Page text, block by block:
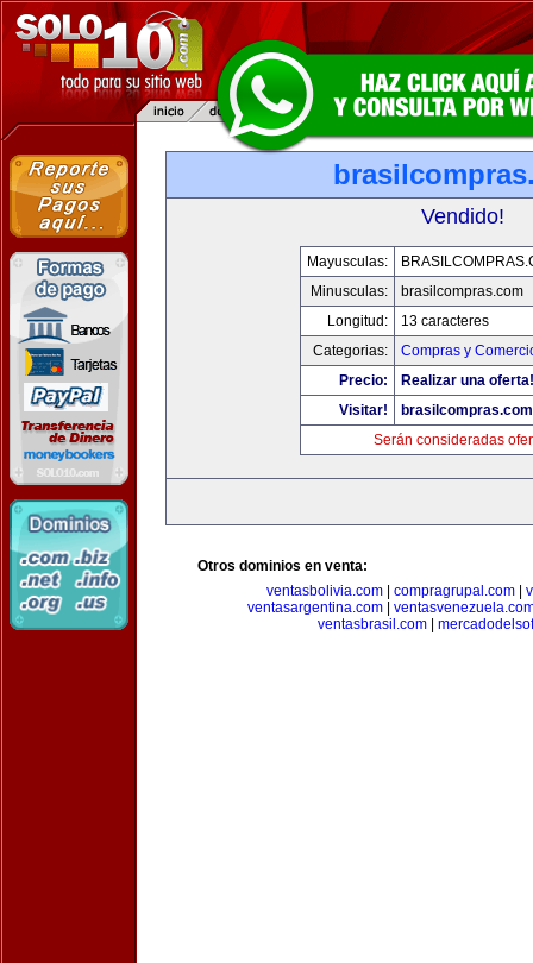
Vendido!
Mayusculas:
Minusculas:
brasilcompras.com
Longitud:
13 caracteres
Categorias:
Compras y
Precio:
Realizar una oferta!
Visitar!
brasilcompras.com
Serán consideradas
Otros dominios en venta:
ventasbolivia.com
compragrupal.com
ventasargentina.com|
ventasbrasil.com